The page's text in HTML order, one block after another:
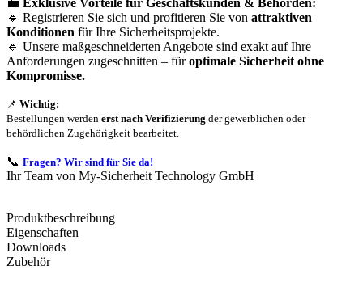
💼 Exklusive Vorteile für Geschäftskunden & Behörden:
🔹 Registrieren Sie sich und profitieren Sie von attraktiven
Konditionen für Ihre Sicherheitsprojekte.
🔹 Unsere maßgeschneiderten Angebote sind exakt auf Ihre
Anforderungen zugeschnitten – füroptimale Sicherheit ohne
Kompromisse.
📌 Wichtig:
Bestellungen werden erst nach Verifizierung der gewerblichen oder
behördlichen Zugehörigkeit bearbeitet.
📞 Fragen? Wir sind für Sie da!
Ihr Team von My-Sicherheit Technology GmbH
Produktbeschreibung
Eigenschaften
Downloads
Zubehör